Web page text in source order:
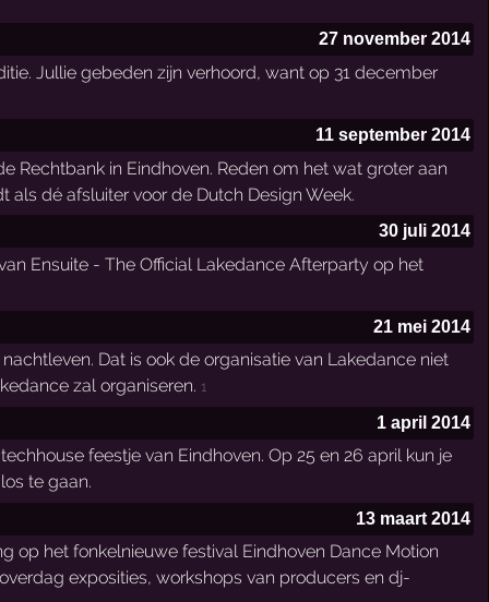
27 november 2014
Jullie gebeden zijn verhoord, want op 31 december
11 september 2014
Rechtbank in Eindhoven. Reden om het wat groter aan
dé afsluiter voor de Dutch Design Week.
30 juli 2014
Ensuite - The Official Lakedance Afterparty op het
21 mei 2014
Dat is ook de organisatie van Lakedance niet
zal organiseren. 1
1 april 2014
feestje van Eindhoven. Op 25 en 26 april kun je
te gaan.
13 maart 2014
op het fonkelnieuwe festival Eindhoven Dance Motion
exposities, workshops van producers en dj-